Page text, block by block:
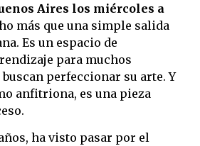
Aires los miércoles a
más que una simple salida
Es un espacio de
para muchos
perfeccionar su arte. Y
anfitriona, es una pieza
ha visto pasar por el